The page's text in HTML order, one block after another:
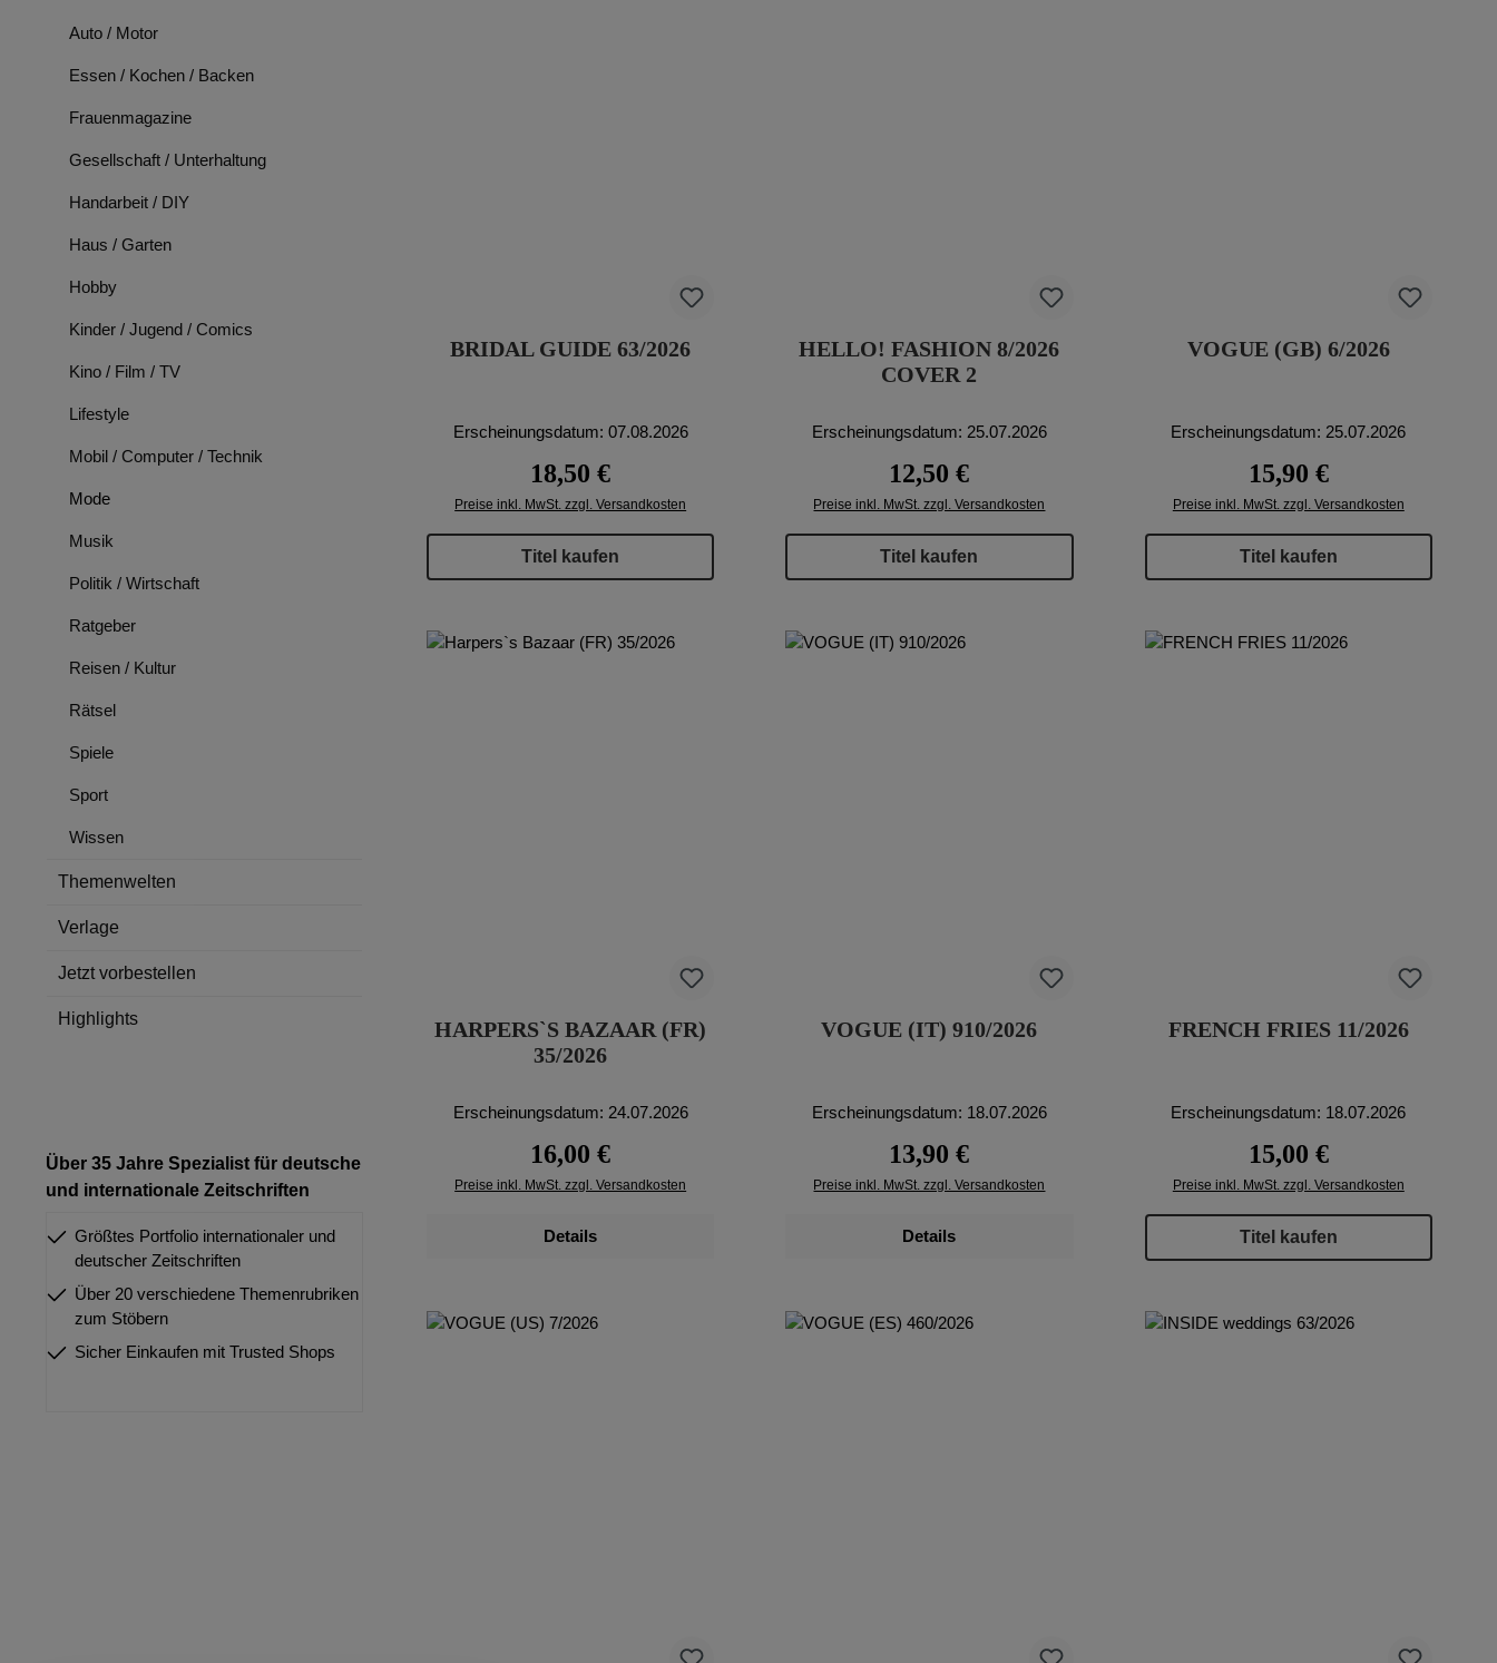
Auto / Motor
Essen / Kochen / Backen
Frauenmagazine
Gesellschaft / Unterhaltung
Handarbeit / DIY
Haus / Garten
Hobby
Kinder / Jugend / Comics
Kino / Film / TV
Lifestyle
Mobil / Computer / Technik
Mode
Musik
Politik / Wirtschaft
Ratgeber
Reisen / Kultur
Rätsel
Spiele
Sport
Wissen
Themenwelten
Verlage
Jetzt vorbestellen
Highlights
Über 35 Jahre Spezialist für deutsche
und internationale Zeitschriften
Größtes Portfolio internationaler und
deutscher Zeitschriften
Über 20 verschiedene Themenrubriken
zum Stöbern
Sicher Einkaufen mit Trusted Shops
BRIDAL GUIDE 63/2026
Erscheinungsdatum: 07.08.2026
Regulärer Preis:
18,50 €
Preise inkl. MwSt. zzgl. Versandkosten
Titel kaufen
HELLO! FASHION 8/2026
COVER 2
Erscheinungsdatum: 25.07.2026
Regulärer Preis:
12,50 €
Preise inkl. MwSt. zzgl. Versandkosten
Titel kaufen
VOGUE (GB) 6/2026
Erscheinungsdatum: 25.07.2026
Regulärer Preis:
15,90 €
Preise inkl. MwSt. zzgl. Versandkosten
Titel kaufen
HARPERS`S BAZAAR (FR)
35/2026
Erscheinungsdatum: 24.07.2026
Regulärer Preis:
16,00 €
Preise inkl. MwSt. zzgl. Versandkosten
Details
VOGUE (IT) 910/2026
Erscheinungsdatum: 18.07.2026
Regulärer Preis:
13,90 €
Preise inkl. MwSt. zzgl. Versandkosten
Details
FRENCH FRIES 11/2026
Erscheinungsdatum: 18.07.2026
Regulärer Preis:
15,00 €
Preise inkl. MwSt. zzgl. Versandkosten
Titel kaufen